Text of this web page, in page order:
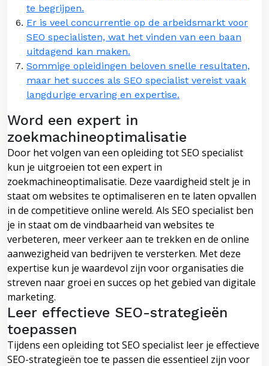
te begrijpen.
Er is veel concurrentie op de arbeidsmarkt voor
SEO specialisten, wat het vinden van een baan
uitdagend kan maken.
Sommige opleidingen beloven snelle resultaten,
maar het succes als SEO specialist vereist vaak
langdurige ervaring en expertise.
Word een expert in
zoekmachineoptimalisatie
Door het volgen van een opleiding tot SEO specialist
kun je uitgroeien tot een expert in
zoekmachineoptimalisatie. Deze vaardigheid stelt je in
staat om websites te optimaliseren en te laten opvallen
in de competitieve online wereld. Als SEO specialist ben
je in staat om de vindbaarheid van websites te
verbeteren, meer verkeer aan te trekken en de online
aanwezigheid van bedrijven te versterken. Met deze
expertise kun je waardevol zijn voor organisaties die
streven naar groei en succes op het gebied van digitale
marketing.
Leer effectieve SEO-strategieën
toepassen
Tijdens een opleiding tot SEO specialist leer je effectieve
SEO-strategieën toe te passen die essentieel zijn voor